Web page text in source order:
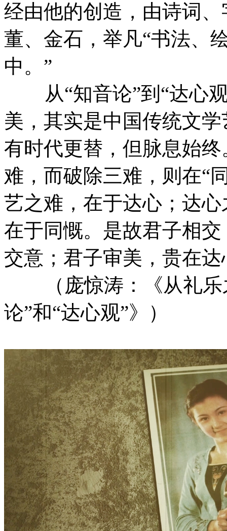
经由他的创造，由诗词
董、金石，举凡“书法、
中。”
从“知音论”到“达心观
美，其实是中国传统文
有时代更替，但脉息始
难，而破除三难，则在“
艺之难，在于达心；达
在于同慨。是故君子相
交意；君子审美，贵在
（庞惊涛：《从礼乐
论”和“达心观”》）